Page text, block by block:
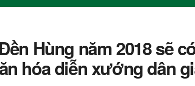
Hùng năm 2018 sẽ
hóa diễn xướng dân